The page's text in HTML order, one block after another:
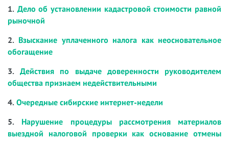
1. Дело об установлении кадастровой стоимости равной
рыночной
2. Взыскание уплаченного налога как неосновательное
обогащение
3.Действия по выдаче доверенности руководителем
общества признаем недействительными
4. Очередные сибирские интернет-недели
5. Нарушение процедуры рассмотрения материалов
выездной налоговой проверки как основание отмены